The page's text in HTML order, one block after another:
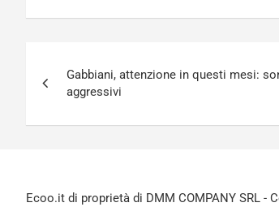
articoli
Gabbiani, attenzione in questi mesi:
aggressivi
Ecoo.it di proprietà di DMM COMPANY SRL -